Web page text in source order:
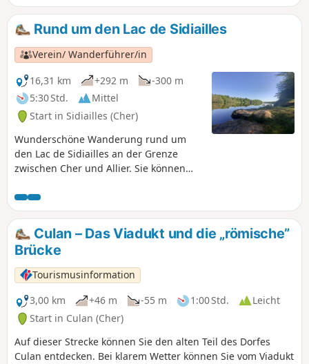
Rund um den Lac de Sidiailles
Verein/ Wanderführer/in
16,31 km
+292 m
-300 m
5:30 Std.
Mittel
Start in Sidiailles (Cher)
Wunderschöne Wanderung rund um
den Lac de Sidiailles an der Grenze
zwischen Cher und Allier. Sie können
Kletterparcours der Nature Aventure-
Basis am Lac de Sidiailles verbinden.
Culan – Das Viadukt und die „römische”
Brücke
Tourismusinformation
3,00 km
+46 m -55 m 1:00 Std.
Leicht
Start in Culan (Cher)
Auf dieser Strecke können Sie den alten Teil des Dorfes
Culan entdecken. Bei klarem Wetter können Sie vom Viadukt